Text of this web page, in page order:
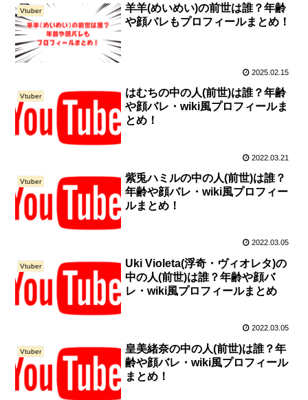
Vtuber
羊羊(めいめい)の前世は誰？年齢
や顔バレもプロフィールまとめ！
2025.02.15
Vtuber
はむちの中の人(前世)は誰？年齢
や顔バレ・wiki風プロフィールま
とめ！
2022.03.21
Vtuber
紫兎ハミルの中の人(前世)は誰？
年齢や顔バレ・wiki風プロフィー
ルまとめ！
2022.03.05
Vtuber
Uki Violeta(浮奇・ヴィオレタ)の
中の人(前世)は誰？年齢や顔バ
レ・wiki風プロフィールまとめ
2022.03.05
Vtuber
皇美緒奈の中の人(前世)は誰？年
齢や顔バレ・wiki風プロフィール
まとめ！